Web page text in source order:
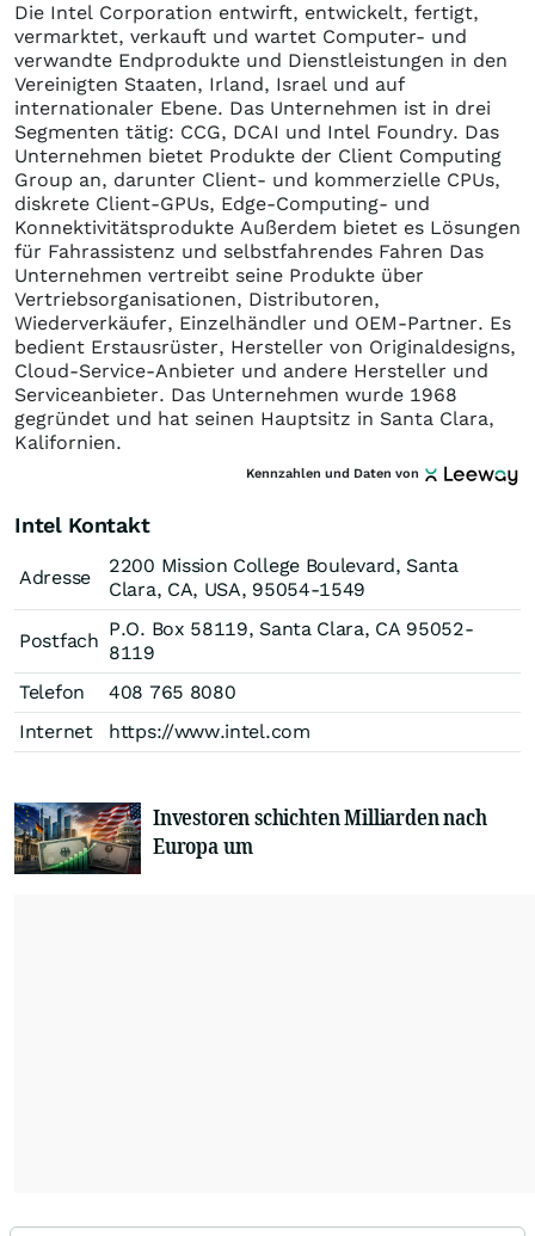
Die Intel Corporation entwirft, entwickelt, fertigt,
vermarktet, verkauft und wartet Computer- und
verwandte Endprodukte und Dienstleistungen in den
Vereinigten Staaten, Irland, Israel und auf
internationaler Ebene. Das Unternehmen ist in drei
Segmenten tätig: CCG, DCAI und Intel Foundry. Das
Unternehmen bietet Produkte der Client Computing
Group an, darunter Client- und kommerzielle CPUs,
diskrete Client-GPUs, Edge-Computing- und
Konnektivitätsprodukte Außerdem bietet es Lösungen
für Fahrassistenz und selbstfahrendes Fahren Das
Unternehmen vertreibt seine Produkte über
Vertriebsorganisationen, Distributoren,
Wiederverkäufer, Einzelhändler und OEM-Partner. Es
bedient Erstausrüster, Hersteller von Originaldesigns,
Cloud-Service-Anbieter und andere Hersteller und
Serviceanbieter. Das Unternehmen wurde 1968
gegründet und hat seinen Hauptsitz in Santa Clara,
Kalifornien.
Kennzahlen und Daten von
Intel Kontakt
Adresse
2200 Mission College Boulevard, Santa
Clara, CA, USA, 95054-1549
Postfach
P.O. Box 58119, Santa Clara, CA 95052-
8119
Telefon
408 765 8080
Internet
https://www.intel.com
Investoren schichten Milliarden nach
Europa um